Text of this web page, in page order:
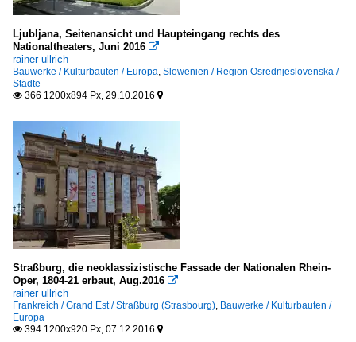
Ljubljana, Seitenansicht und Haupteingang rechts des
Nationaltheaters, Juni 2016 
rainer ullrich
Bauwerke / Kulturbauten / Europa, Slowenien / Region Osrednjeslovenska /
Städte
 366 1200x894 Px, 29.10.2016 
Straßburg, die neoklassizistische Fassade der Nationalen Rhein-
Oper, 1804-21 erbaut, Aug.2016 
rainer ullrich
Frankreich / Grand Est / Straßburg (Strasbourg), Bauwerke / Kulturbauten /
Europa
 394 1200x920 Px, 07.12.2016 